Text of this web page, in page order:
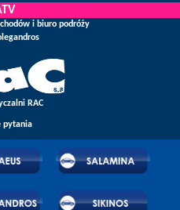
zniżkami i ofertami.
i biuro podróży
RAC
pytania